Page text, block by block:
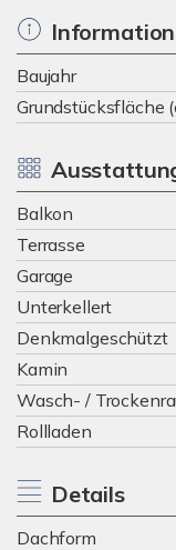
Baujahr
Grundstücksfläche
Balkon
Terrasse
Garage
Unterkellert
Denkmalgeschützt
Kamin
Wasch- /
Rollladen
Details
Dachform